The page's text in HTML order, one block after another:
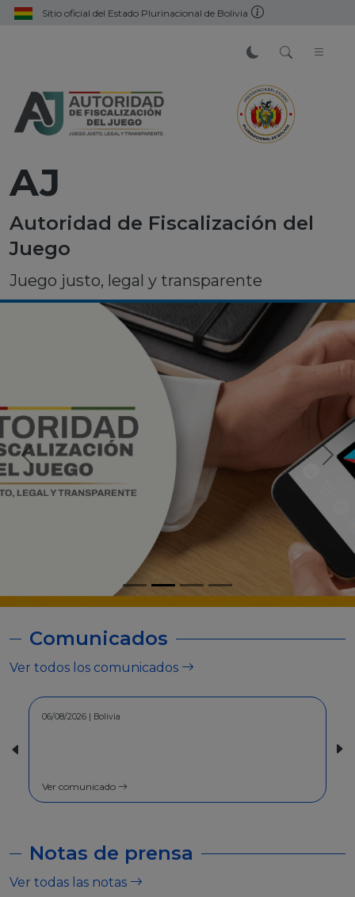
Sitio oficial del Estado Plurinacional de Bolivia
AJ
Autoridad de Fiscalización del
Juego
Juego justo, legal y transparente
Comunicados
Ver todos los comunicados
30/07/2026 | Bolivia
Ver comunicado
Notas de prensa
Ver todas las notas